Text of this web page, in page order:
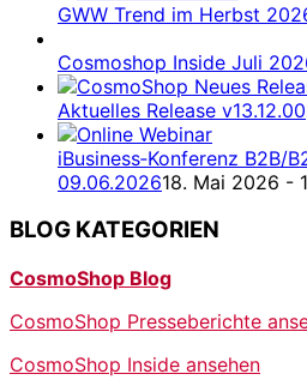
GWW Trend im Herbst
Cosmoshop Inside Juli
Aktuelles Release v13.12.00
iBusiness‑Konferenz B2B/
09.06.202618. Mai 2026 -
BLOG KATEGORIEN
CosmoShop Blog
CosmoShop Presseberichte
CosmoShop Inside ansehen